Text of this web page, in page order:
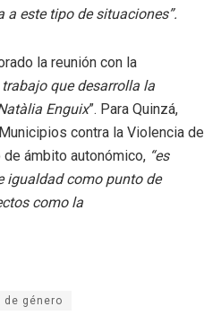
este tipo de situaciones”.
la reunión con la
que desarrolla la
Enguix”. Para Quinzá,
contra la Violencia de
ámbito autonómico, “es
igualdad como punto de
como la
género